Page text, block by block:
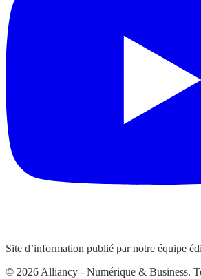
Site d’information publié par notre équipe
© 2026 Alliancy - Numérique & Business.